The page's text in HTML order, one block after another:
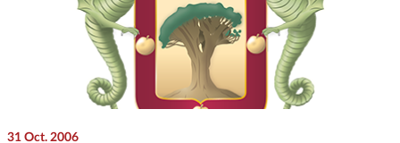
31 Oct. 2006